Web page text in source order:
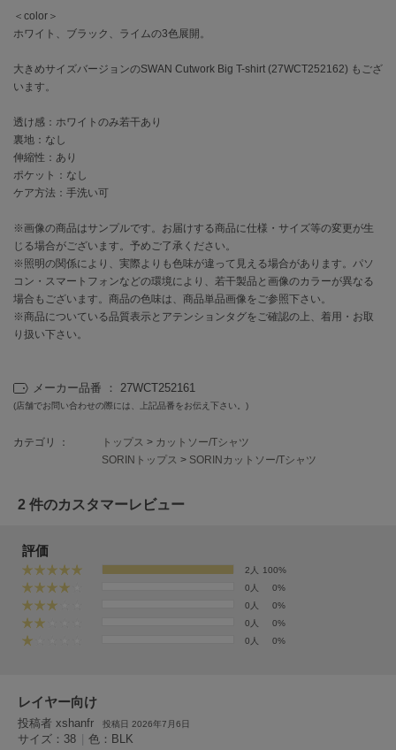
emmi
エミ
emmi atelier
エミ アトリエ
エミヨガ
ETRÉ TOKYO
エトレトウキョウ
アイ
FILA
フィラ
FRAY I.D
FURFUR
ファーファー
gelato pique Sleep
ジェラート ピケ スリープ
GRAMICCI
グラミチ
Henon.
へノン
＜color＞
ホワイト、ブラック、ライムの3色展開。
大きめサイズバージョンのSWAN Cutwork Big T-shirt (27WCT252162) もござ
います。
透け感：ホワイトのみ若干あり
裏地：なし
伸縮性：あり
ポケット：なし
ケア方法：手洗い可
※画像の商品はサンプルです。お届けする商品に仕様・サイズ等の変更が生
じる場合がございます。予めご了承ください。
※照明の関係により、実際よりも色味が違って見える場合があります。パソ
コン・スマートフォンなどの環境により、若干製品と画像のカラーが異なる
場合もございます。商品の色味は、商品単品画像をご参照下さい。
※商品についている品質表示とアテンションタグをご確認の上、着用・お取
り扱い下さい。
メーカー品番 ： 27WCT252161
(店舗でお問い合わせの際には、上記品番をお伝え下さい。)
カテゴリ ： トップス > カットソー/Tシャツ
SORINトップス > SORINカットソー/Tシャツ
2 件のカスタマーレビュー
評価
2人
100%
0人
0%
0人
0%
0人
0%
0人
0%
レイヤー向け
投稿者 xshanfr 投稿日 2026年7月6日
サイズ：38 | 色：BLK